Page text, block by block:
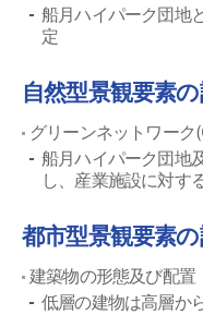
船月ハイパーク団地
定
自然型景観要素
グリーンネットワー
船月ハイパーク団地
し、産業施設に対す
都市型景観要素
建築物の形態及び配置
低層の建物は高層か